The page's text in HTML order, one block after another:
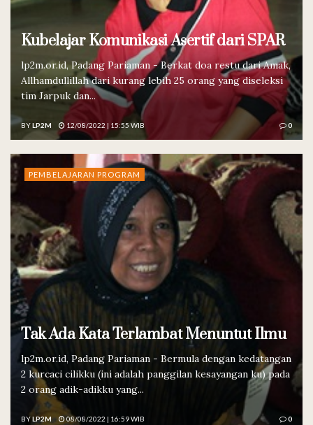
Kubelajar Komunikasi Asertif dari SPAR
lp2m.or.id, Padang Pariaman - Berkat doa restu dari Amak,
Allhamdullillah dari kurang lebih 25 orang yang diseleksi
tim Jarpuk dan...
BYLP2M 12/08/2022 | 15:55 WIB 0
PEMBELAJARAN PROGRAM
Tak Ada Kata Terlambat Menuntut Ilmu
lp2m.or.id, Padang Pariaman - Bermula dengan kedatangan
2 kurcaci cilikku (ini adalah panggilan kesayangan ku) pada
2 orang adik-adikku yang...
BYLP2M 08/08/2022 | 16:59 WIB 0